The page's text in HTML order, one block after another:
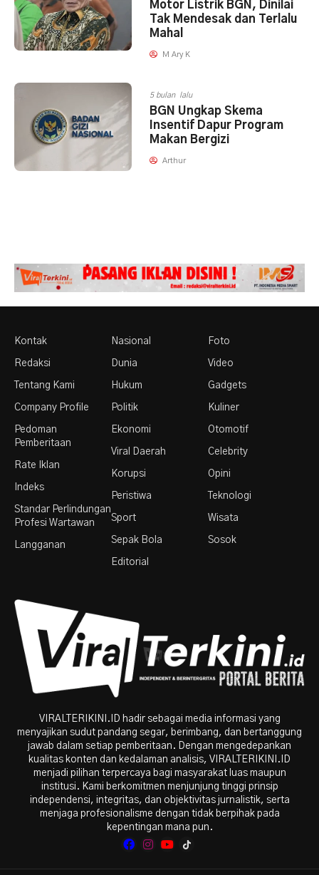
Motor Listrik BGN, Dinilai
Tak Mendesak dan Terlalu
Mahal
M Ary K
5 bulan lalu
BGN Ungkap Skema
Insentif Dapur Program
Makan Bergizi
Arthur
Kontak
Redaksi
Tentang Kami
Company Profile
Pedoman
Pemberitaan
Rate Iklan
Indeks
Standar Perlindungan
Profesi Wartawan
Langganan
Nasional
Dunia
Hukum
Politik
Ekonomi
Viral Daerah
Korupsi
Peristiwa
Sport
Sepak Bola
Editorial
Foto
Video
Gadgets
Kuliner
Otomotif
Celebrity
Opini
Teknologi
Wisata
Sosok
VIRALTERIKINI.ID hadir sebagai media informasi yang
menyajikan sudut pandang segar, berimbang, dan bertanggung
jawab dalam setiap pemberitaan. Dengan mengedepankan
kualitas konten dan kedalaman analisis, VIRALTERIKINI.ID
menjadi pilihan terpercaya bagi masyarakat luas maupun
institusi. Kami berkomitmen menjunjung tinggi prinsip
independensi, integritas, dan objektivitas jurnalistik, serta
menjaga profesionalisme dengan tidak berpihak pada
kepentingan mana pun.